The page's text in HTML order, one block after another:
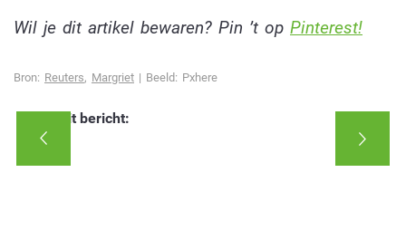
Wil je dit artikel bewaren? Pin ’t op Pinterest!
Bron: Reuters, Margriet | Beeld: Pxhere
Deel dit bericht: